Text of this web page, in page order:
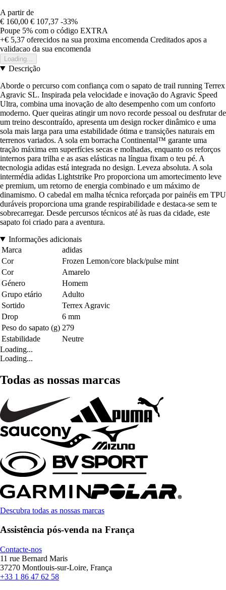
A partir de
€ 160,00 € 107,37 -33%
Poupe 5% com o código EXTRA
+€ 5,37 oferecidos na sua proxima encomenda Creditados apos a
validacao da sua encomenda
Loading...
Descrição
Aborde o percurso com confiança com o sapato de trail running Terrex
Agravic SL. Inspirada pela velocidade e inovação do Agravic Speed
Ultra, combina uma inovação de alto desempenho com um conforto
moderno. Quer queiras atingir um novo recorde pessoal ou desfrutar de
um treino descontraído, apresenta um design rocker dinâmico e uma
sola mais larga para uma estabilidade ótima e transições naturais em
terrenos variados. A sola em borracha Continental™ garante uma
tração máxima em superfícies secas e molhadas, enquanto os reforços
internos para trilha e as asas elásticas na língua fixam o teu pé. A
tecnologia adidas está integrada no design. Leveza absoluta. A sola
intermédia adidas Lightstrike Pro proporciona um amortecimento leve
e premium, um retorno de energia combinado e um máximo de
dinamismo. O cabedal em malha técnica reforçada por painéis em TPU
duráveis proporciona uma grande respirabilidade e destaca-se sem te
sobrecarregar. Desde percursos técnicos até às ruas da cidade, este
sapato foi criado para a aventura.
Informações adicionais
Marca
adidas
Cor
Frozen Lemon/core black/pulse mint
Cor
Amarelo
Género
Homem
Grupo etário
Adulto
Sortido
Terrex Agravic
Drop
6 mm
Peso do sapato (g) 279
Estabilidade
Neutre
Loading...
Loading...
Todas as nossas marcas
Descubra todas as nossas marcas
Assistência pós-venda na França
Contacte-nos
11 rue Bernard Maris
37270 Montlouis-sur-Loire, França
+33 1 86 47 62 58